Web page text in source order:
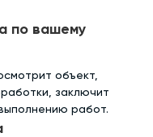
по вашему
объект,
заключит
работ.